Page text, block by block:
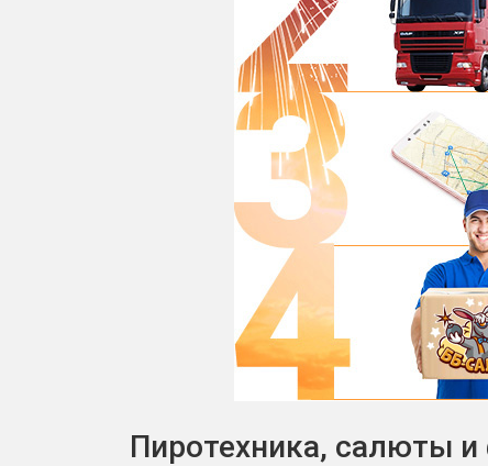
Пиротехника, салюты